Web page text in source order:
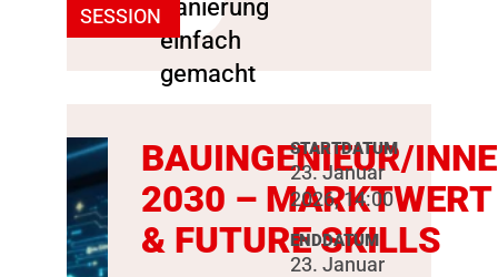
SESSION
BAUINGENIEUR/
2030 – MARKTWERT
& FUTURE SKILLS
STARTDATUM
23. Januar
2026, 14:00
ENDDATUM
23. Januar